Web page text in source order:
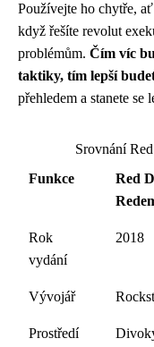
Používejte ho chytře,
když řešíte revolut
problémům. Čím víc
taktiky, tím lepší
přehledem a stanete
Srovnání
Funkce
Red
Rok
vydání
2018
Vývojář
Prostředí